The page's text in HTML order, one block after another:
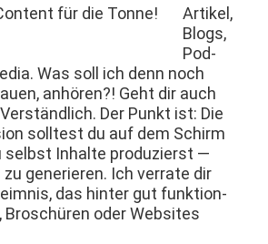
Artikel,
Blogs,
Pod­
Was soll ich denn noch
anhören?! Geht dir auch
Der Punkt ist: Die
soll­test du auf dem Schirm
selb­st Inhalte pro­duzierst —
gener­ieren. Ich ver­rate dir
das hin­ter gut funk­tion­
Broschüren oder Web­sites